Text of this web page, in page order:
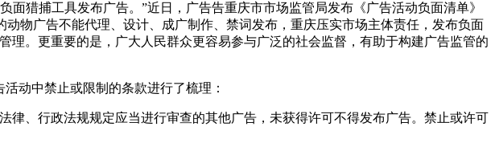
面猎捕工具发布广告。”近日，广告告重庆市市场监管局发布《广告活动负面清单》
物广告不能代理、设计、成广制作、禁词发布，重庆压实市场主体责任，发布负面
。更重要的是，广大人民群众更容易参与广泛的社会监督，有助于构建广告监管的
动中禁止或限制的条款进行了梳理：
、行政法规规定应当进行审查的其他广告，未获得许可不得发布广告。禁止或许可